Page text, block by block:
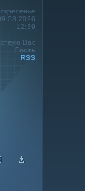
12:39
Вас
Гость
RSS